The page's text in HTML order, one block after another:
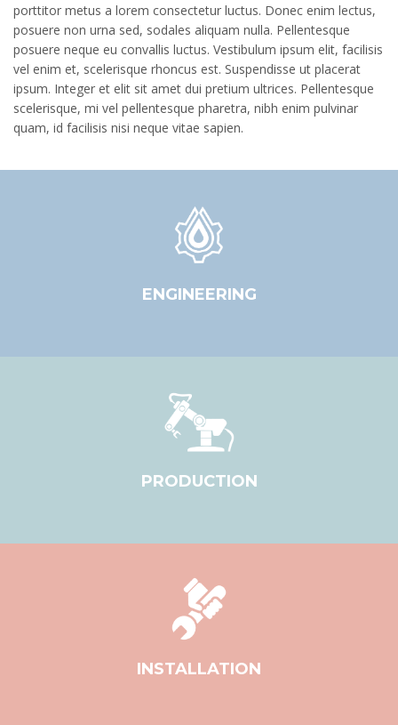
porttitor metus a lorem consectetur luctus. Donec enim lectus,
posuere non urna sed, sodales aliquam nulla. Pellentesque
posuere neque eu convallis luctus. Vestibulum ipsum elit, facilisis
vel enim et, scelerisque rhoncus est. Suspendisse ut placerat
ipsum. Integer et elit sit amet dui pretium ultrices. Pellentesque
scelerisque, mi vel pellentesque pharetra, nibh enim pulvinar
quam, id facilisis nisi neque vitae sapien.
ENGINEERING
PRODUCTION
INSTALLATION